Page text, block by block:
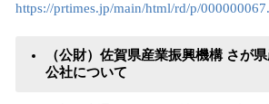
https://prtimes.jp/main/html/rd/p/
（公財）佐賀県産業振興機構 さが
公社について